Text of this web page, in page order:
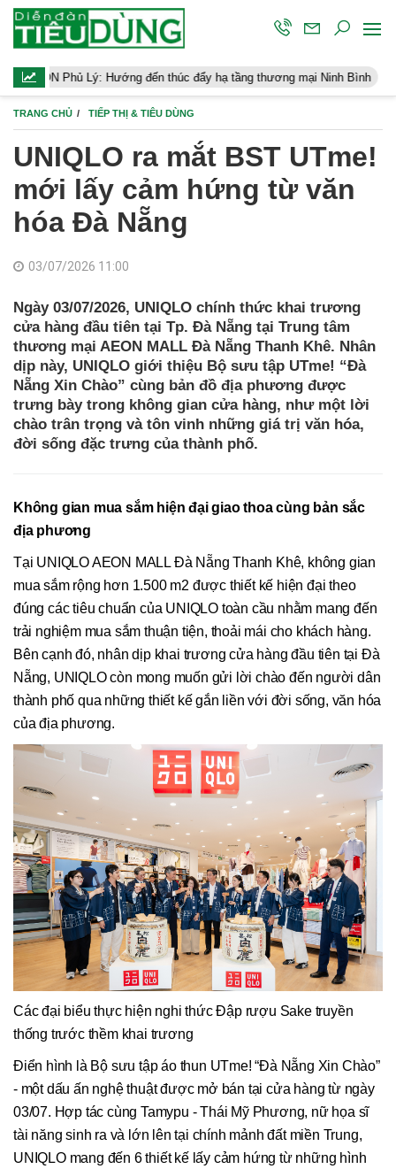
Hướng đến thúc đẩy hạ tầng thương mại Ninh Bình Điều hành
TRANG CHỦ TIẾP THỊ & TIÊU DÙNG
UNIQLO ra mắt BST UTme!
mới lấy cảm hứng từ văn
hóa Đà Nẵng
03/07/2026 11:00
Ngày 03/07/2026, UNIQLO chính thức khai trương
cửa hàng đầu tiên tại Tp. Đà Nẵng tại Trung tâm
thương mại AEON MALL Đà Nẵng Thanh Khê. Nhân
dịp này, UNIQLO giới thiệu Bộ sưu tập UTme! “Đà
Nẵng Xin Chào” cùng bản đồ địa phương được
trưng bày trong không gian cửa hàng, như một lời
chào trân trọng và tôn vinh những giá trị văn hóa,
đời sống đặc trưng của thành phố.
Không gian mua sắm hiện đại giao thoa cùng bản sắc
địa phương
Tại UNIQLO AEON MALL Đà Nẵng Thanh Khê, không gian
mua sắm rộng hơn 1.500 m2 được thiết kế hiện đại theo
đúng các tiêu chuẩn của UNIQLO toàn cầu nhằm mang đến
trải nghiệm mua sắm thuận tiện, thoải mái cho khách hàng.
Bên cạnh đó, nhân dịp khai trương cửa hàng đầu tiên tại Đà
Nẵng, UNIQLO còn mong muốn gửi lời chào đến người dân
thành phố qua những thiết kế gắn liền với đời sống, văn hóa
của địa phương.
Các đại biểu thực hiện nghi thức Đập rượu Sake truyền
thống trước thềm khai trương
Điển hình là Bộ sưu tập áo thun UTme! “Đà Nẵng Xin Chào”
- một dấu ấn nghệ thuật được mở bán tại cửa hàng từ ngày
03/07. Hợp tác cùng Tamypu - Thái Mỹ Phương, nữ họa sĩ
tài năng sinh ra và lớn lên tại chính mảnh đất miền Trung,
UNIQLO mang đến 6 thiết kế lấy cảm hứng từ những hình